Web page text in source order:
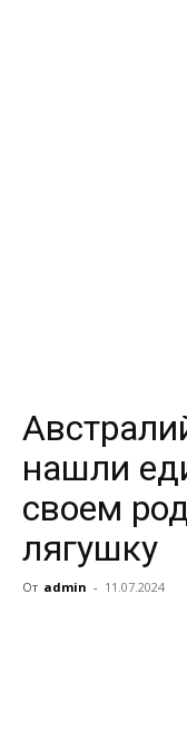
нашли
своем
лягушку
От admin - 11.07.2024